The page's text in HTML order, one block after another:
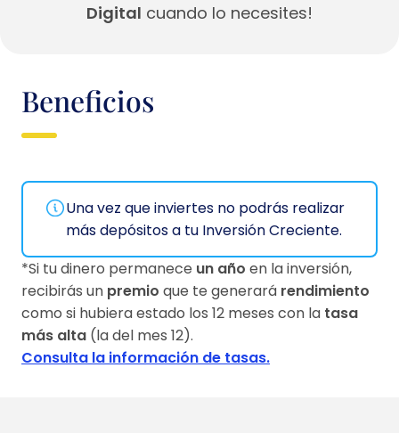
Digital cuando lo necesites!
Beneficios
Una vez que inviertes no podrás realizar
más depósitos a tu Inversión Creciente.
*Si tu dinero permanece un año en la inversión,
recibirás un premio que te generará rendimiento
como si hubiera estado los 12 meses con la tasa
más alta (la del mes 12).
Consulta la información de tasas.